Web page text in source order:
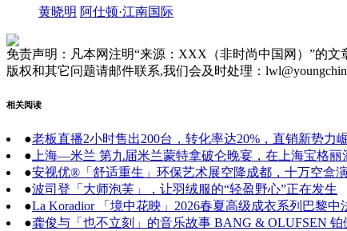
黄晓明 阿仕顿·江南国际
免责声明：凡本网注明“来源：XXX（非时尚中国网）”的
版权和其它问题请邮件联系,我们会及时处理：
相关阅读
●老板直播2小时售出200台，转化率达20%，直销新势力
● 上海—米兰 第九届米兰蒙特拿破仑晚宴，在上海宝格
●安视优®「舒适重生」环保艺术展空降成都，十万空盒
●波司登「大师泡芙」，让羽绒服的“轻盈野心”正在发生
●La Koradior 「境中花映」2026春夏高级成衣系列巴黎中
●龚俊与「也不立刻」的音乐故事 BANG & OLUFSEN